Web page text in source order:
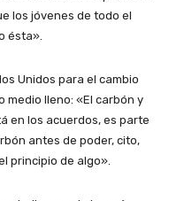
los jóvenes de todo el
ésta».
Unidos para el cambio
medio lleno: «El carbón y
en los acuerdos, es parte
antes de poder, cito,
principio de algo».